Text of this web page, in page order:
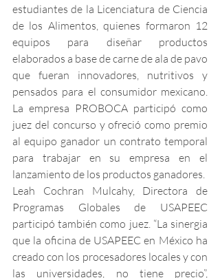
estudiantes de la Licenciatura de Ciencia
de los Alimentos, quienes formaron 12
equipos para diseñar productos
elaborados a base de carne de ala de pavo
que fueran innovadores, nutritivos y
pensados para el consumidor mexicano.
La empresa PROBOCA participó como
juez del concurso y ofreció como premio
al equipo ganador un contrato temporal
para trabajar en su empresa en el
lanzamiento de los productos ganadores.
Leah Cochran Mulcahy, Directora de
Programas Globales de USAPEEC
participó también como juez. “La sinergia
que la oficina de USAPEEC en México ha
creado con los procesadores locales y con
las universidades, no tiene precio”,